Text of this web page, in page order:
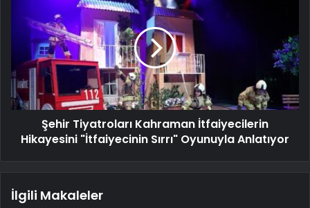
Şehir Tiyatroları Kahraman İtfaiyecilerin
Hikayesini "İtfaiyecinin Sırrı" Oyunuyla Anlatıyor
İlgili Makaleler